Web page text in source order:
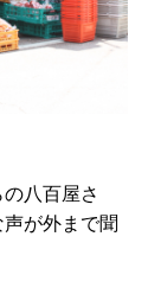
八百屋さ
が外まで聞